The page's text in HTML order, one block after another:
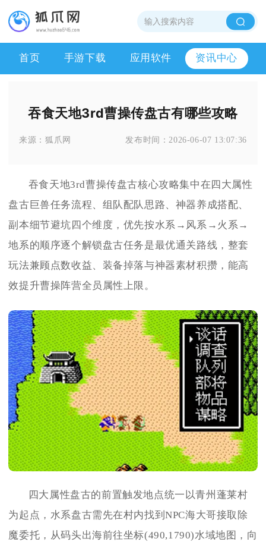
首页 手游下载 应用软件 资讯中心
吞食天地3rd曹操传盘古有哪些攻略
来源：狐爪网 发布时间：2026-06-07 13:07:36
吞食天地3rd曹操传盘古核心攻略集中在四大属性
盘古巨兽任务流程、组队配队思路、神器养成搭配、
副本细节避坑四个维度，优先按水系→风系→火系→
地系的顺序逐个解锁盘古任务是最优通关路线，整套
玩法兼顾点数收益、装备掉落与神器素材积攒，能高
效提升曹操阵营全员属性上限。
四大属性盘古的前置触发地点统一以青州蓬莱村
为起点，水系盘古需先在村内找到NPC海大哥接取除
魔委托，从码头出海前往坐标(490,1790)水域地图，向